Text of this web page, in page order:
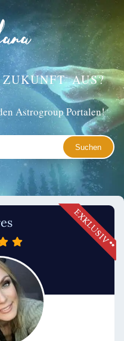
AUS?
Astrogroup Portalen!